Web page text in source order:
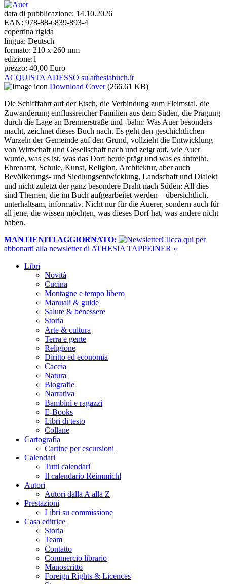
data di pubblicazione: 14.10.2026
EAN: 978-88-6839-893-4
copertina rigida
lingua: Deutsch
formato: 210 x 260 mm
edizione:1
prezzo: 40,00 Euro
ACQUISTA ADESSO su athesiabuch.it
Download Cover (266.61 KB)
Die Schifffahrt auf der Etsch, die Verbindung zum Fleimstal, die
Zuwanderung einflussreicher Familien aus dem Süden, die Prägung
durch die Lage an Brennerstraße und -bahn: Was Auer besonders
macht, zeichnet dieses Buch nach. Es geht den geschichtlichen
Wurzeln der Gemeinde auf den Grund, vollzieht die Entwicklung
von Wirtschaft und Gesellschaft nach und zeigt auf, wie Auer
wurde, was es ist, was das Dorf heute prägt und was es antreibt.
Ehrenamt, Schule, Kunst, Religion, Architektur, aber auch
Bevölkerungs- und Siedlungsentwicklung, Landschaft und Dialekt
und nicht zuletzt der ganz besondere Draht nach Süden: All dies
sind Themen, die im Buch aufgearbeitet werden – übersichtlich,
unterhaltsam, informativ. Nicht nur für die Auerer, sondern auch für
all jene, die wissen möchten, was dieses Dorf hat, was andere nicht
haben.
MANTIENITI AGGIORNATO:
​Clicca qui per
abbonarti alla newsletter di ATHESIA TAPPEINER »
Libri
Novità
Cucina
Montagne e tempo libero
Manuali & guide
Salute & benessere
Storia
Arte & cultura
Terra e gente
Religione
Diritto ed economia
Caccia
Natura
Biografie
Narrativa
Bambini e ragazzi
E-Books
Libri di testo
Collane
Cartografia
Cartine per escursioni
Calendari
Tutti calendari
Il calendario Reimmichl
Autori
Autori dalla A alla Z
Prestazioni
Libri su commissione
Casa editrice
Storia
Team
Contatto
Commercio librario
Manoscritto
Foreign Rights & Licences